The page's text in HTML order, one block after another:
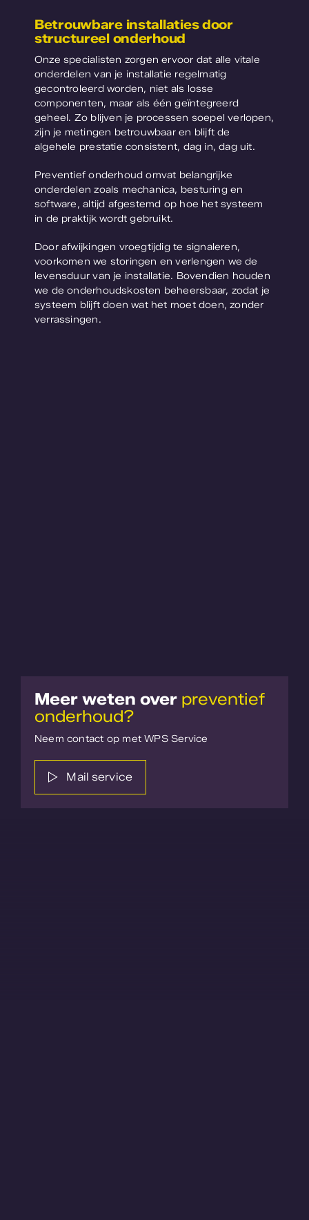
Betrouwbare installaties door
structureel onderhoud
Onze specialisten zorgen ervoor dat alle vitale
onderdelen van je installatie regelmatig
gecontroleerd worden, niet als losse
componenten, maar als één geïntegreerd
geheel. Zo blijven je processen soepel verlopen,
zijn je metingen betrouwbaar en blijft de
algehele prestatie consistent, dag in, dag uit.
Preventief onderhoud omvat belangrijke
onderdelen zoals mechanica, besturing en
software, altijd afgestemd op hoe het systeem
in de praktijk wordt gebruikt.
Door afwijkingen vroegtijdig te signaleren,
voorkomen we storingen en verlengen we de
levensduur van je installatie. Bovendien houden
we de onderhoudskosten beheersbaar, zodat je
systeem blijft doen wat het moet doen, zonder
verrassingen.
Meer weten over preventief
onderhoud?
Neem contact op met WPS Service
Mail service